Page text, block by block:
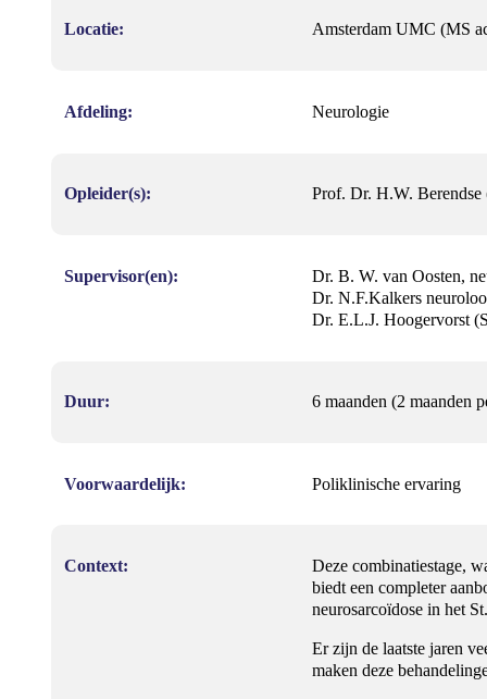
Locatie: Amsterdam UMC (MS
Afdeling: Neurologie
Opleider(s): Prof. Dr. H.W.
Supervisor(en):
Dr. B. W. van Oosten,
Dr. N.F.Kalkers
Dr. E.L.J. Hoogervorst
Duur: 6 maanden (2 maanden
Voorwaardelijk: Poliklinische ervaring
Context:
Deze combinatiestage,
biedt een completer
neurosarcoïdose in het
Er zijn de laatste jaren
maken deze